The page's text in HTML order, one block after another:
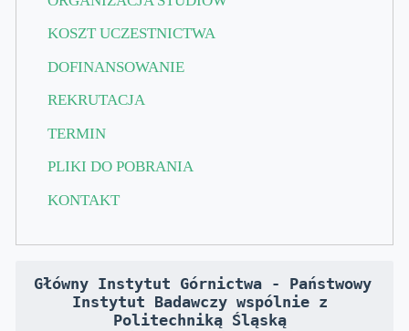
KOSZT UCZESTNICTWA
DOFINANSOWANIE
REKRUTACJA
TERMIN
PLIKI DO POBRANIA
KONTAKT
Główny Instytut Górnictwa - Państwowy
Instytut Badawczy wspólnie z
Politechniką Śląską